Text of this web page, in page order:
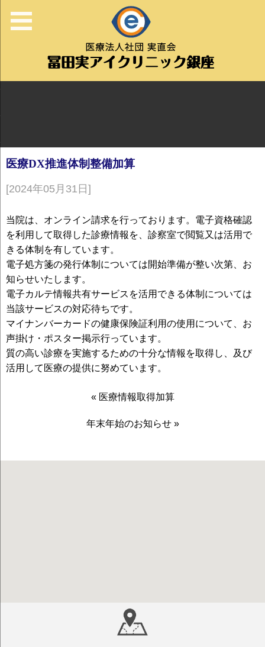
医療DX推進体制整備加算
[2024年05月31日]
当院は、オンライン請求を行っております。電子資格確認
を利用して取得した診療情報を、診察室で閲覧又は活用で
きる体制を有しています。
電子処方箋の発行体制については開始準備が整い次第、お
知らせいたします。
電子カルテ情報共有サービスを活用できる体制については
当該サービスの対応待ちです。
マイナンバーカードの健康保険証利用の使用について、お
声掛け・ポスター掲示行っています。
質の高い診療を実施するための十分な情報を取得し、及び
活用して医療の提供に努めています。
« 医療情報取得加算
年末年始のお知らせ»